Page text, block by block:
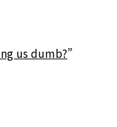
us dumb?”